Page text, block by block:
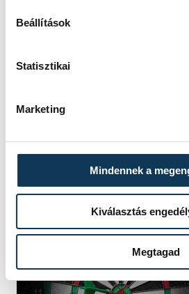
Beállítások
Statisztikai
Marketing
Mindennek a
Kiválasztás
Megtagad